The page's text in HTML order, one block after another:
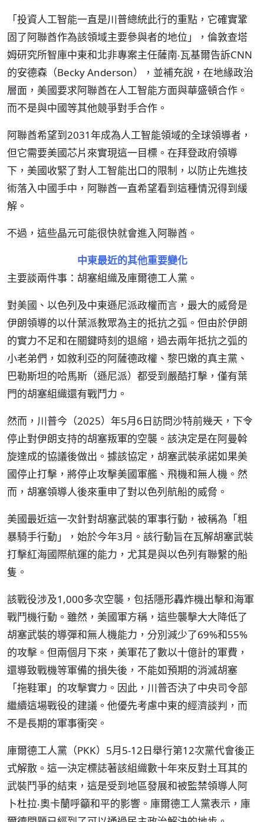
「投資人工智能一直是川普總統此行的重點，它確實鞏
固了阿聯酋作為該領域主要參與者的地位」，倫敦查塔
姆研究所智庫中東和北非專案主任薩南‧瓦基爾告訴CNN
的安德森（Becky Anderson），並補充說，在地緣政治
層面，美國要求阿聯酋在人工智能方面與華盛頓合作。
而不是與中國等其他競爭對手合作。
阿聯酋希望到2031年成為人工智能領域的全球領導者，
但它需要美國芯片來實現這一目標。在拜登政府領導
下，美國收緊了對人工智能出口的限制，以防止先進技
術落入中國手中，阿聯酋一直希望看到這種情況得到緩
解。
不過，這些晶元可能很快就會進入阿聯酋。
中東最近的其他重要變化
主要談兩件事：胡塞組織及庫爾德工人黨。
對美國、以色列及中東遜尼派政權而言，最大的威脅是
伊朗領導的以什葉派教眾為主的抵抗之弧。但由於伊朗
的實力不足和在關鍵時刻的退縮，過去兩年抵抗之弧的
小老弟們，如敘利亞的阿薩德政權、黎巴嫩的真主黨、
巴勒斯坦的哈馬斯（遜尼派）都受到嚴酷打擊，僅有葉
門的胡塞組織還有戰鬥力。
然而，川普今（2025）年5月6日訪問沙特前幾天，下令
停止對伊朗支持的胡塞叛軍的空襲。該決定是在阿曼斡
旋達成的協議後做出。據該協定，胡塞武裝承諾如果美
國停止打擊，將停止攻擊美國軍艦、飛機和無人機。然
而，胡塞領導人後來重申了對以色列航船的威脅。
美國最近這一次針對胡塞武裝的軍事行動，被稱為「粗
暴騎手行動」，始於今年3月。該行動旨在瓦解胡塞武裝
打擊紅海國際航運的能力，尤其是與以色列有聯繫的船
隻。
該戰役涉及1,000多次空襲，包括隱形轟炸機出擊和海軍
戰鬥機行動。雖然，美國軍方稱，這些襲擊大大降低了
胡塞武裝的導彈和無人機能力，分別減少了69%和55%
的攻擊。但兩個月下來，美軍花了數以十億計的軍費，
還導致戰機等軍備的損失後，不能如預期的消滅胡塞
「拖鞋軍」的攻擊實力。因此，川普否決了中央司令部
繼續這場戰役的建議。他優先考慮中東的經濟談判，而
不是長期的軍事衝突。
庫爾德工人黨（PKK）5月5-12日舉行第12次黨代會後正
式解散。這一決定標誌著該組織數十年來反對土耳其的
武裝鬥爭的結束，這是受到地區發展和被監禁領導人阿
卜杜拉‧奧卡蘭呼籲和平的影響。庫爾德工人黨表示，庫